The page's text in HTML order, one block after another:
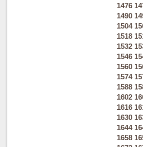
1476
1490
1504
1518
1532
1546
1560
1574
1588
1602
1616
1630
1644
1658